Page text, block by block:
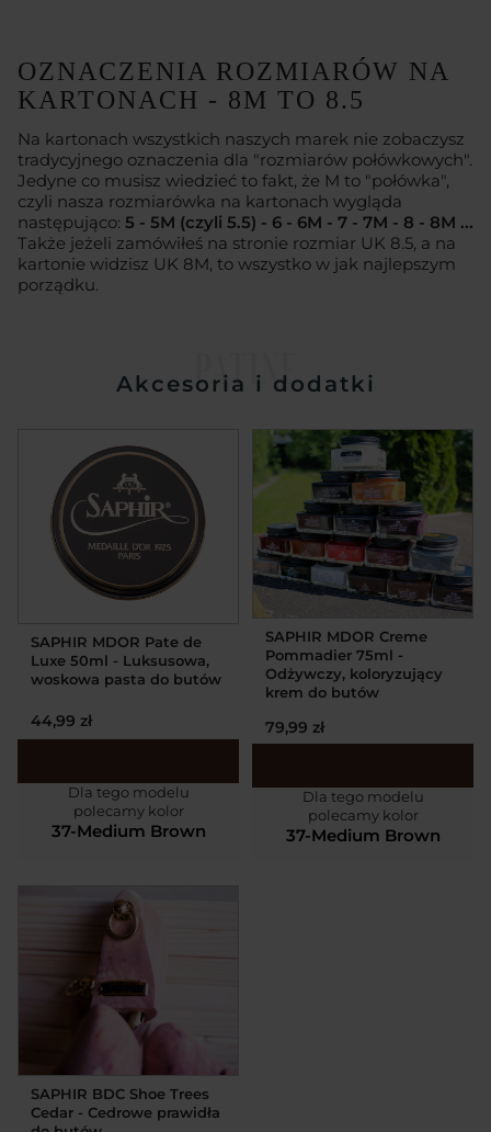
OZNACZENIA ROZMIARÓW NA
KARTONACH - 8M TO 8.5
Na kartonach wszystkich naszych marek nie zobaczysz
tradycyjnego oznaczenia dla "rozmiarów połówkowych".
Jedyne co musisz wiedzieć to fakt, że M to "połówka",
czyli nasza rozmiarówka na kartonach wygląda
następująco: 5 - 5M (czyli 5.5) - 6 - 6M - 7 - 7M - 8 - 8M ...
Także jeżeli zamówiłeś na stronie rozmiar UK 8.5, a na
kartonie widzisz UK 8M, to wszystko w jak najlepszym
porządku.
PATINE
Akcesoria i dodatki
SAPHIR MDOR Pate de
Luxe 50ml - Luksusowa,
woskowa pasta do butów
44,99 zł
Dla tego modelu
polecamy kolor
37-Medium Brown
SAPHIR MDOR Creme
Pommadier 75ml -
Odżywczy, koloryzujący
krem do butów
79,99 zł
Dla tego modelu
polecamy kolor
37-Medium Brown
SAPHIR BDC Shoe Trees
Cedar - Cedrowe prawidła